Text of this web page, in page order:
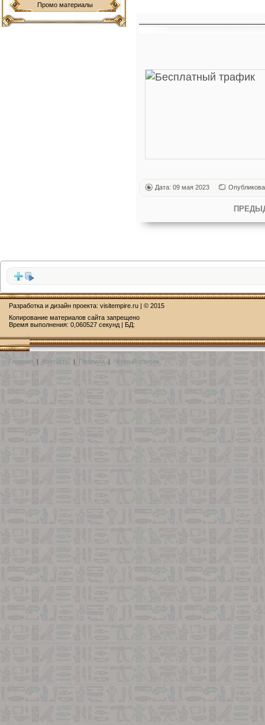
Промо материалы
Дата: 09 мая 2023
Разработка и дизайн проекта: visitempire.ru | © 2015
Копирование материалов сайта запрещено
Время выполнения: 0,060527 секунд | БД:
Главная | Контакты | Правила | Чёрный список